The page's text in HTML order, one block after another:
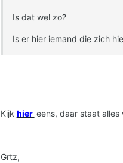
Is dat wel zo?
Is er hier iemand die zich
Kijk hier eens, daar staat
Grtz,